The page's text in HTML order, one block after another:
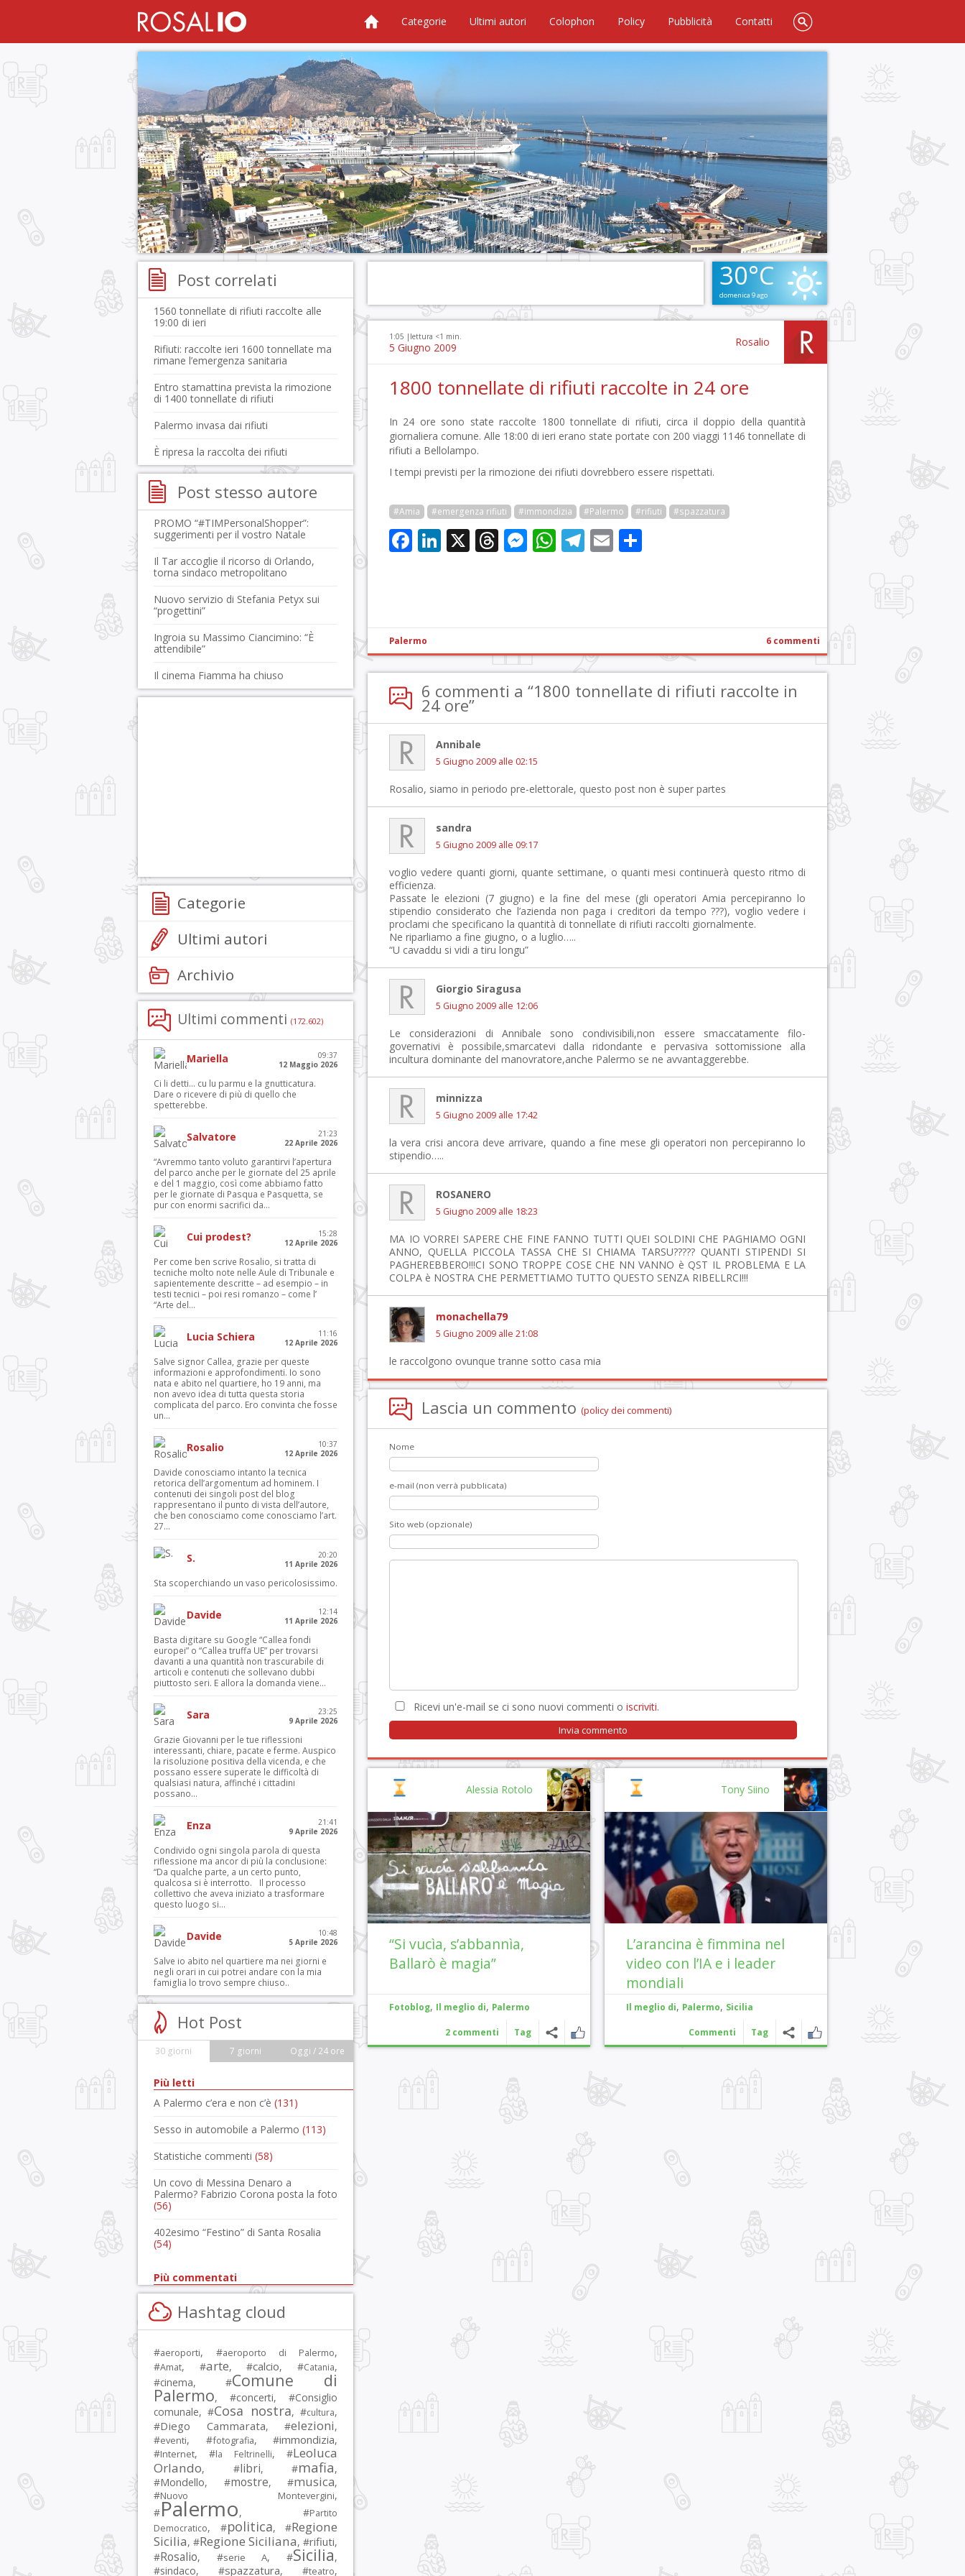
Categorie Ultimi autori Colophon Policy Pubblicità Contatti
30°C
domenica 9 ago
1:05 | lettura <1 min.
5 Giugno 2009 Rosalio
1800 tonnellate di rifiuti raccolte in 24 ore
In 24 ore sono state raccolte 1800 tonnellate di rifiuti, circa il doppio della quantità
giornaliera comune. Alle 18:00 di ieri erano state portate con 200 viaggi 1146 tonnellate di
rifiuti a Bellolampo.
I tempi previsti per la rimozione dei rifiuti dovrebbero essere rispettati.
#Amia #emergenza rifiuti #immondizia #Palermo #rifiuti #spazzatura
Facebook
LinkedIn
X Threads
Messenger
WhatsApp
Telegram
Email
Palermo 6 commenti
6 commenti a “1800 tonnellate di rifiuti raccolte in
24 ore”
Annibale
5 Giugno 2009 alle 02:15
Rosalio, siamo in periodo pre-elettorale, questo post non è super partes
sandra
5 Giugno 2009 alle 09:17
voglio vedere quanti giorni, quante settimane, o quanti mesi continuerà questo ritmo di
efficienza.
Passate le elezioni (7 giugno) e la fine del mese (gli operatori Amia percepiranno lo
stipendio considerato che l’azienda non paga i creditori da tempo ???), voglio vedere i
proclami che specificano la quantità di tonnellate di rifiuti raccolti giornalmente.
Ne riparliamo a fine giugno, o a luglio…..
“U cavaddu si vidi a tiru longu”
Giorgio Siragusa
5 Giugno 2009 alle 12:06
Le considerazioni di Annibale sono condivisibili,non essere smaccatamente filo-
governativi è possibile,smarcatevi dalla ridondante e pervasiva sottomissione alla
incultura dominante del manovratore,anche Palermo se ne avvantaggerebbe.
minnizza
5 Giugno 2009 alle 17:42
la vera crisi ancora deve arrivare, quando a fine mese gli operatori non percepiranno lo
stipendio…..
ROSANERO
5 Giugno 2009 alle 18:23
MA IO VORREI SAPERE CHE FINE FANNO TUTTI QUEI SOLDINI CHE PAGHIAMO OGNI
ANNO, QUELLA PICCOLA TASSA CHE SI CHIAMA TARSU????? QUANTI STIPENDI SI
PAGHEREBBERO!!!CI SONO TROPPE COSE CHE NN VANNO è QST IL PROBLEMA E LA
COLPA è NOSTRA CHE PERMETTIAMO TUTTO QUESTO SENZA RIBELLRCI!!!
monachella79
5 Giugno 2009 alle 21:08
le raccolgono ovunque tranne sotto casa mia
Lascia un commento (policy dei commenti)
Nome
e-mail (non verrà pubblicata)
Sito web (opzionale)
Ricevi un'e-mail se ci sono nuovi commenti o iscriviti.
Tony Siino
L’arancina è fimmina nel
video con l’IA e i leader
mondiali
Il meglio di, Palermo, Sicilia
Commenti Tag
Alessia Rotolo
“Si vucìa, s’abbannìa,
Ballarò è magia”
Fotoblog, Il meglio di, Palermo
2 commenti Tag
Post correlati
1560 tonnellate di rifiuti raccolte alle
19:00 di ieri
Rifiuti: raccolte ieri 1600 tonnellate ma
rimane l’emergenza sanitaria
Entro stamattina prevista la rimozione
di 1400 tonnellate di rifiuti
Palermo invasa dai rifiuti
È ripresa la raccolta dei rifiuti
Post stesso autore
PROMO “#TIMPersonalShopper”:
suggerimenti per il vostro Natale
Il Tar accoglie il ricorso di Orlando,
torna sindaco metropolitano
Nuovo servizio di Stefania Petyx sui
“progettini”
Ingroia su Massimo Ciancimino: “È
attendibile”
Il cinema Fiamma ha chiuso
Categorie
Ultimi autori
Archivio
Ultimi commenti (172.602)
Mariella
09:37
12 Maggio 2026
Ci li detti… cu lu parmu e la gnutticatura.
Dare o ricevere di più di quello che
spetterebbe.
Salvatore
21:23
22 Aprile 2026
“Avremmo tanto voluto garantirvi l’apertura
del parco anche per le giornate del 25 aprile
e del 1 maggio, così come abbiamo fatto
per le giornate di Pasqua e Pasquetta, se
pur con enormi sacrifici da...
Cui prodest?
15:28
12 Aprile 2026
Per come ben scrive Rosalio, si tratta di
tecniche molto note nelle Aule di Tribunale e
sapientemente descritte – ad esempio – in
testi tecnici – poi resi romanzo – come l’
“Arte del...
Lucia Schiera
11:16
12 Aprile 2026
Salve signor Callea, grazie per queste
informazioni e approfondimenti. Io sono
nata e abito nel quartiere, ho 19 anni, ma
non avevo idea di tutta questa storia
complicata del parco. Ero convinta che fosse
un...
Rosalio
10:37
12 Aprile 2026
Davide conosciamo intanto la tecnica
retorica dell’argomentum ad hominem. I
contenuti dei singoli post del blog
rappresentano il punto di vista dell’autore,
che ben conosciamo come conosciamo l’art.
27...
S.
20:20
11 Aprile 2026
Sta scoperchiando un vaso pericolosissimo.
Davide
12:14
11 Aprile 2026
Basta digitare su Google “Callea fondi
europei” o “Callea truffa UE” per trovarsi
davanti a una quantità non trascurabile di
articoli e contenuti che sollevano dubbi
piuttosto seri. E allora la domanda viene...
Sara
23:25
9 Aprile 2026
Grazie Giovanni per le tue riflessioni
interessanti, chiare, pacate e ferme. Auspico
la risoluzione positiva della vicenda, e che
possano essere superate le difficoltà di
qualsiasi natura, affinché i cittadini
possano...
Enza
21:41
9 Aprile 2026
Condivido ogni singola parola di questa
riflessione ma ancor di più la conclusione:
“Da qualche parte, a un certo punto,
qualcosa si è interrotto. Il processo
collettivo che aveva iniziato a trasformare
questo luogo si...
Davide
10:48
5 Aprile 2026
Salve io abito nel quartiere ma nei giorni e
negli orari in cui potrei andare con la mia
famiglia lo trovo sempre chiuso..
Hot Post
30 giorni 7 giorni Oggi / 24 ore
Più letti
A Palermo c’era e non c’è (131)
Sesso in automobile a Palermo (113)
Statistiche commenti (58)
Un covo di Messina Denaro a
Palermo? Fabrizio Corona posta la foto
(56)
402esimo “Festino” di Santa Rosalia
(54)
Più commentati
Hashtag cloud
#aeroporti, #aeroporto di Palermo,
#Amat, #arte, #calcio, #Catania,
#cinema, #Comune di
Palermo, #concerti, #Consiglio
comunale, #Cosa nostra, #cultura,
#Diego Cammarata, #elezioni,
#eventi, #fotografia, #immondizia,
#Internet, #la Feltrinelli, #Leoluca
Orlando, #libri, #mafia,
#Mondello, #mostre, #musica,
#Nuovo Montevergini,
#Palermo, #Partito
Democratico, #politica, #Regione
Sicilia, #Regione Siciliana, #rifiuti,
#Rosalio, #serie A, #Sicilia,
#sindaco, #spazzatura, #teatro,